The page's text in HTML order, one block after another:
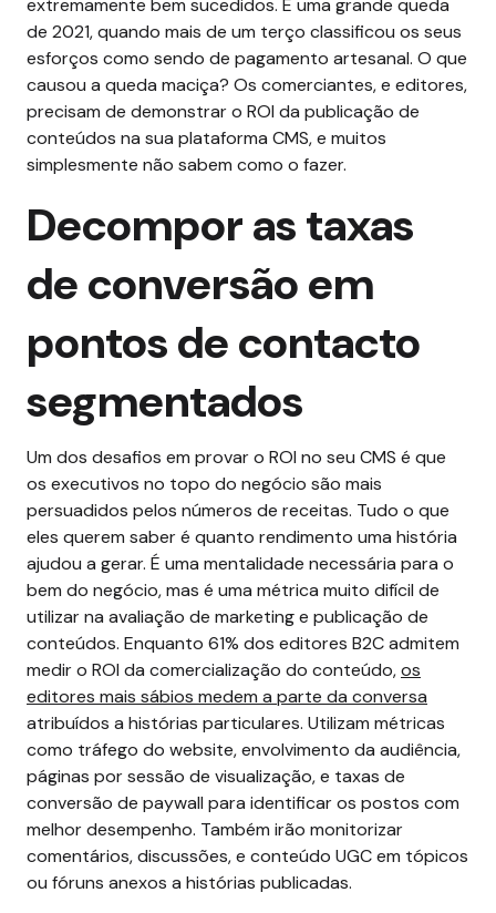
extremamente bem sucedidos. É uma grande queda
de 2021, quando mais de um terço classificou os seus
esforços como sendo de pagamento artesanal. O que
causou a queda maciça? Os comerciantes, e editores,
precisam de demonstrar o ROI da publicação de
conteúdos na sua plataforma CMS, e muitos
simplesmente não sabem como o fazer.
Decompor as taxas
de conversão em
pontos de contacto
segmentados
Um dos desafios em provar o ROI no seu CMS é que
os executivos no topo do negócio são mais
persuadidos pelos números de receitas. Tudo o que
eles querem saber é quanto rendimento uma história
ajudou a gerar. É uma mentalidade necessária para o
bem do negócio, mas é uma métrica muito difícil de
utilizar na avaliação de marketing e publicação de
conteúdos. Enquanto 61% dos editores B2C admitem
medir o ROI da comercialização do conteúdo,os
editores mais sábios medem a parte da conversa
atribuídos a histórias particulares. Utilizam métricas
como tráfego do website, envolvimento da audiência,
páginas por sessão de visualização, e taxas de
conversão de paywall para identificar os postos com
melhor desempenho. Também irão monitorizar
comentários, discussões, e conteúdo UGC em tópicos
ou fóruns anexos a histórias publicadas.